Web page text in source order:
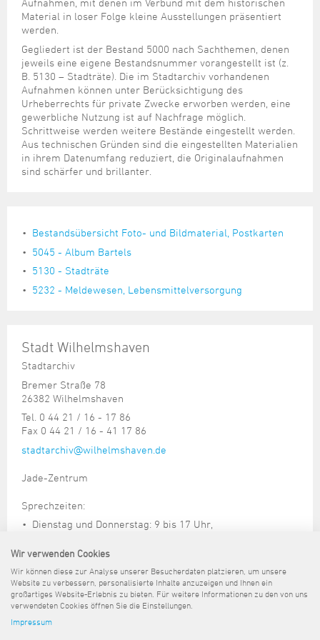
Umwelt-, Natur- und Klimaschutz
Verkehr und Mobilität
Wohnen, Bauen
Wahlen
Schule
Sterbefall
Studium
Umzug und Neubürger
Wohnen und Verbrauchen
Formulare
Politik & Verwaltung
Pressemitteilungen
Ratsinformationssystem
Städtische Dienststellen
Stadtrecht
Wirtschaftsstruktur
Regionale Kooperationen
Unterstützung für ExistenzgründerInnen
Zukunftsregion JadeBay
Stadtarchiv
Stadtbibliothek
Volkshochschule
Weiterbildung
Stadt Wilhelmshaven
Unterkünfte
Kulturzentrum Pumpwerk
Maritime Meile
Museen und Ausstellungen
Schiffe, Häfen und Meer erleben
Sportangebot
Städtepartnerschaften
Stadtpark
Tag des offenen Denkmals
Aufnahmen, mit denen im Verbund mit dem historischen
Material in loser Folge kleine Ausstellungen präsentiert
werden.
Gegliedert ist der Bestand 5000 nach Sachthemen, denen
jeweils eine eigene Bestandsnummer vorangestellt ist (z.
B. 5130 – Stadträte). Die im Stadtarchiv vorhandenen
Aufnahmen können unter Berücksichtigung des
Urheberrechts für private Zwecke erworben werden, eine
gewerbliche Nutzung ist auf Nachfrage möglich.
Schrittweise werden weitere Bestände eingestellt werden.
Aus technischen Gründen sind die eingestellten Materialien
in ihrem Datenumfang reduziert, die Originalaufnahmen
sind schärfer und brillanter.
Bestandsübersicht Foto- und Bildmaterial, Postkarten
5045 - Album Bartels
5130 - Stadträte
5232 - Meldewesen, Lebensmittelversorgung
Stadt Wilhelmshaven
Stadtarchiv
Bremer Straße 78
26382 Wilhelmshaven
Tel. 0 44 21 / 16 - 17 86
Fax 0 44 21 / 16 - 41 17 86
stadtarchiv@wilhelmshaven.de
Jade-Zentrum
Sprechzeiten:
Dienstag und Donnerstag: 9 bis 17 Uhr,
telefonische oder schriftliche Anmeldung erforderlich.
Wir verwenden Cookies
Wir können diese zur Analyse unserer Besucherdaten platzieren, um unsere
Website zu verbessern, personalisierte Inhalte anzuzeigen und Ihnen ein
großartiges Website-Erlebnis zu bieten. Für weitere Informationen zu den von uns
verwendeten Cookies öffnen Sie die Einstellungen.
Impressum